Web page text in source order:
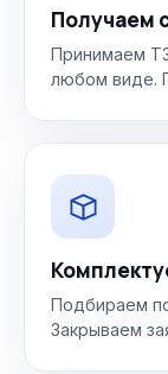
Получаем
Принимаем
любом виде.
Подбираем
Закрываем